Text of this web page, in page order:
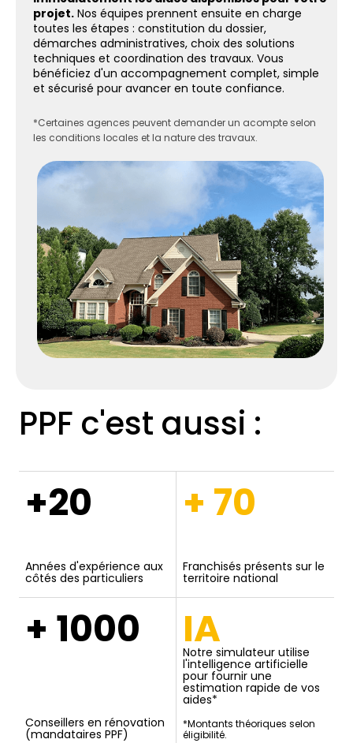
projet. Nos équipes prennent ensuite en charge
toutes les étapes : constitution du dossier,
démarches administratives, choix des solutions
techniques et coordination des travaux. Vous
bénéficiez d'un accompagnement complet, simple
et sécurisé pour avancer en toute confiance.
*Certaines agences peuvent demander un acompte selon
les conditions locales et la nature des travaux.
PPF c'est aussi :
+20
Années d'expérience aux
côtés des particuliers
+ 70
Franchisés présents sur le
territoire national
+ 1000
Conseillers en rénovation
(mandataires PPF)
IA
Notre simulateur utilise
l'intelligence artificielle
pour fournir une
estimation rapide de vos
aides*
*Montants théoriques selon
éligibilité.